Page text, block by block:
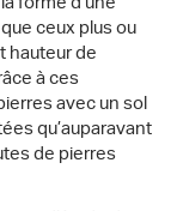
ceux plus ou
hauteur de
à ces
avec un sol
qu’auparavant
de pierres